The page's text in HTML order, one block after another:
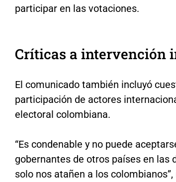
participar en las votaciones.
Críticas a intervención
El comunicado también incluyó
participación de actores
electoral colombiana.
“Es condenable y no puede
gobernantes de otros países en las
solo nos atañen a los colombianos”,